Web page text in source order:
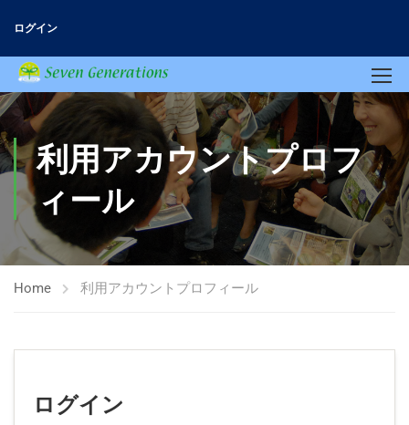
ログイン
利用アカウントプロフ
ィール
Home 利用アカウントプロフィール
ログイン